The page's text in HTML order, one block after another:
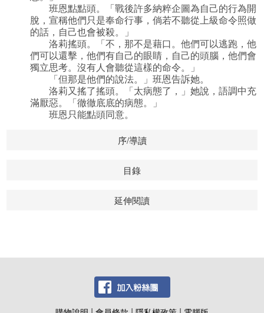
班恩點點頭。「戰後許多納粹企圖為自己的行為開
脫，宣稱他們只是奉命行事，倘若不聽從上級命令照做
的話，自己也會被殺。」
洛莉搖頭。「不，那不是藉口。他們可以逃跑，他
們可以還擊，他們有自己的眼睛，自己的頭腦，他們會
獨立思考。沒有人會聽從這樣的命令。」
「但那是他們的說法。」班恩告訴她。
洛莉又搖了搖頭。「太病態了，」她說，語調中充
滿厭惡。「徹徹底底的病態。」
班恩只能點頭同意。
序/導讀
目錄
延伸閱讀